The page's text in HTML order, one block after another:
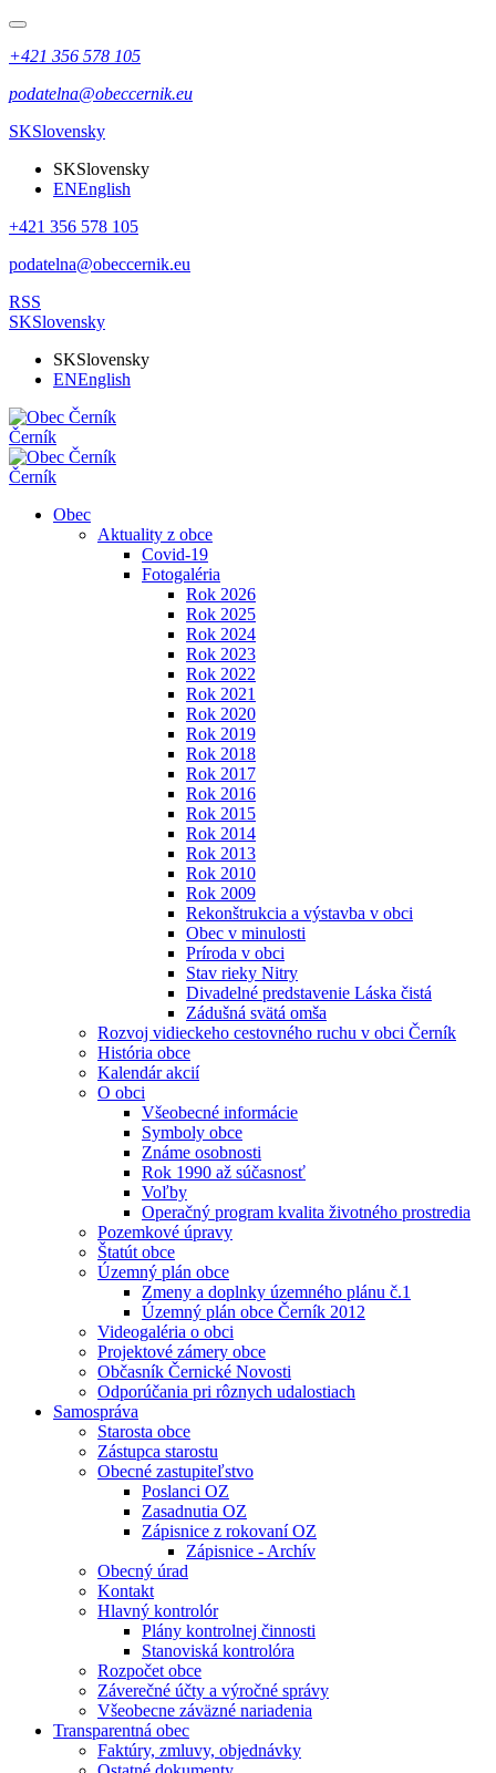
+421 356 578 105
podatelna@obeccernik.eu
SKSlovensky
SKSlovensky
ENEnglish
+421 356 578 105
podatelna@obeccernik.eu
RSS
SKSlovensky
SKSlovensky
ENEnglish
Černík
Černík
Obec
Aktuality z obce
Covid-19
Fotogaléria
Rok 2026
Rok 2025
Rok 2024
Rok 2023
Rok 2022
Rok 2021
Rok 2020
Rok 2019
Rok 2018
Rok 2017
Rok 2016
Rok 2015
Rok 2014
Rok 2013
Rok 2010
Rok 2009
Rekonštrukcia a výstavba v obci
Obec v minulosti
Príroda v obci
Stav rieky Nitry
Divadelné predstavenie Láska čistá
Zádušná svätá omša
Rozvoj vidieckeho cestovného ruchu v obci Černík
História obce
Kalendár akcií
O obci
Všeobecné informácie
Symboly obce
Známe osobnosti
Rok 1990 až súčasnosť
Voľby
Operačný program kvalita životného prostredia
Pozemkové úpravy
Štatút obce
Územný plán obce
Zmeny a doplnky územného plánu č.1
Územný plán obce Černík 2012
Videogaléria o obci
Projektové zámery obce
Občasník Černické Novosti
Odporúčania pri rôznych udalostiach
Samospráva
Starosta obce
Zástupca starostu
Obecné zastupiteľstvo
Poslanci OZ
Zasadnutia OZ
Zápisnice z rokovaní OZ
Zápisnice - Archív
Obecný úrad
Kontakt
Hlavný kontrolór
Plány kontrolnej činnosti
Stanoviská kontrolóra
Rozpočet obce
Záverečné účty a výročné správy
Všeobecne záväzné nariadenia
Transparentná obec
Faktúry, zmluvy, objednávky